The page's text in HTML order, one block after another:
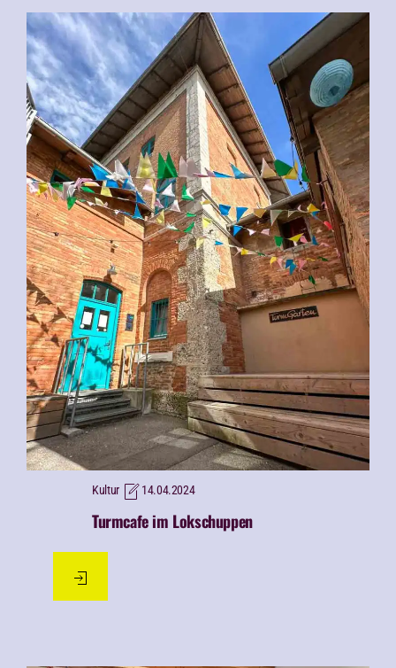
Kultur 14.04.2024
Turmcafe im Lokschuppen